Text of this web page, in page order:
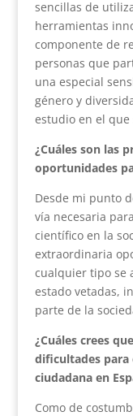
sencillas de
herramientas
componente de
personas que
una especial
género y
estudio en el
¿Cuáles son las
oportunidades
Desde mi punto
vía necesaria
científico en la
extraordinaria
cualquier tipo se
estado vetadas,
parte de la
¿Cuáles crees
dificultades para
ciudadana en
Como de